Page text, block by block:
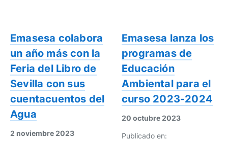
Emasesa colabora
un año más con la
Feria del Libro de
Sevilla con sus
cuentacuentos del
Agua
2 noviembre 2023
Emasesa lanza los
programas de
Educación
Ambiental para el
curso 2023-2024
20 octubre 2023
Publicado en: